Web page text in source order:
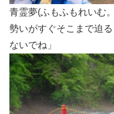
青霊夢(ふもふもれいむ
勢いがすぐそこまで迫
ないでね」